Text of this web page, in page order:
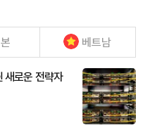
베트남
새로운 전략자